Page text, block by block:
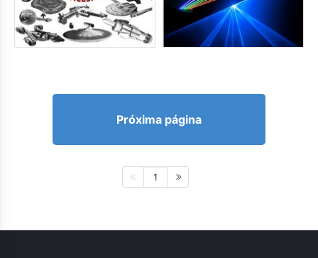
Próxima página
1